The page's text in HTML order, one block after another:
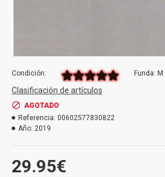
29.95€
Condición: Funda: M
Clasificación de artículos
AGOTADO
Referencia: 00602577830822
Año: 2019